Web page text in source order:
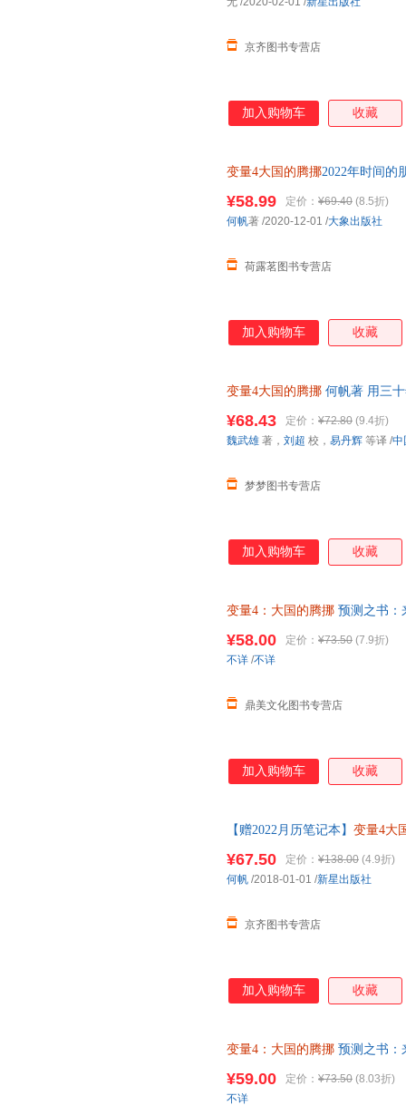
京齐图书专营店
加入购物车 收藏
变量4大国的腾挪2022年时间的
¥58.99 定价： ¥69.40 (8.5折)
荷露茗图书专营店
何帆著 /2020-12-01 /大象出版社
加入购物车 收藏
变量4大国的腾挪 何帆著 用三
¥68.43 定价： ¥72.80 (9.4折)
梦梦图书专营店
魏武雄 著， 刘超 校， 易丹辉 等译 /中
加入购物车 收藏
变量4：大国的腾挪 预测之书：
¥58.00 定价： ¥73.50 (7.9折)
鼎美文化图书专营店
不详 /不详
加入购物车 收藏
【赠2022月历笔记本】 变量4大
¥67.50 定价： ¥138.00 (4.9折)
京齐图书专营店
何帆 /2018-01-01 /新星出版社
加入购物车 收藏
变量4：大国的腾挪 预测之书：
¥59.00 定价： ¥73.50 (8.03折)
不详